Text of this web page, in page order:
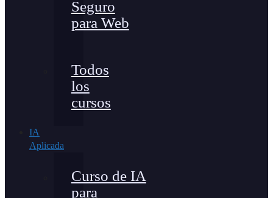
Seguro
para Web
Todos
los
cursos
IA
Aplicada
Curso de IA
para